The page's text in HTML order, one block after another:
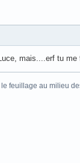
mais....erf tu
feuillage au milieu